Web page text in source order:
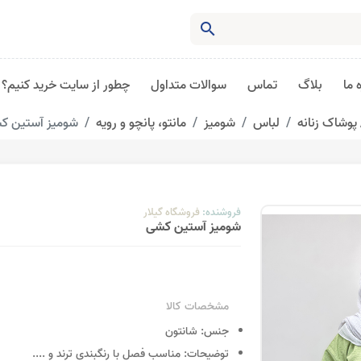
search
ما بلاگ تماس سوالات متداول چطور از سایت خرید کنیم؟
پوشاک زنانه لباس شومیز مانتو، پانچو و رویه شومیز آستین
فروشنده: فروشگاه گیلار
شومیز آستین کشی
مشخصات کالا
جنس: شانتون
توضیحات: مناسب فصل با رنگبندی ترند و ....